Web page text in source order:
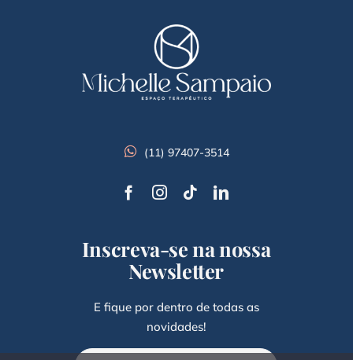
(11) 97407-3514
Inscreva-se na nossa
Newsletter
E fique por dentro de todas as
novidades!